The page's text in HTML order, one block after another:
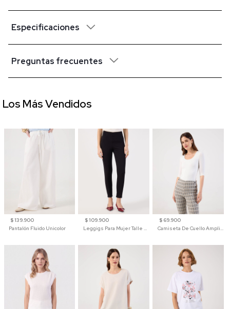
Especificaciones
Preguntas frecuentes
$ 139.900
Pantalón Fluido Unicolor
$ 109.900
$ 69.900
Los Más Vendidos